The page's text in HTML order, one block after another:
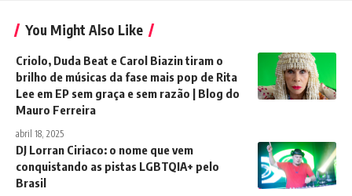
You Might Also Like
Criolo, Duda Beat e Carol Biazin tiram o
brilho de músicas da fase mais pop de Rita
Lee em EP sem graça e sem razão | Blog do
Mauro Ferreira
abril 18, 2025
DJ Lorran Ciriaco: o nome que vem
conquistando as pistas LGBTQIA+ pelo
Brasil